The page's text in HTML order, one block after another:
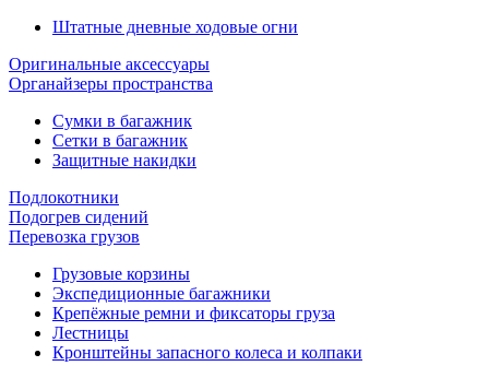
Штатные дневные ходовые огни
Оригинальные аксессуары
Органайзеры пространства
Сумки в багажник
Сетки в багажник
Защитные накидки
Подлокотники
Подогрев сидений
Перевозка грузов
Грузовые корзины
Экспедиционные багажники
Крепёжные ремни и фиксаторы груза
Лестницы
Кронштейны запасного колеса и колпаки